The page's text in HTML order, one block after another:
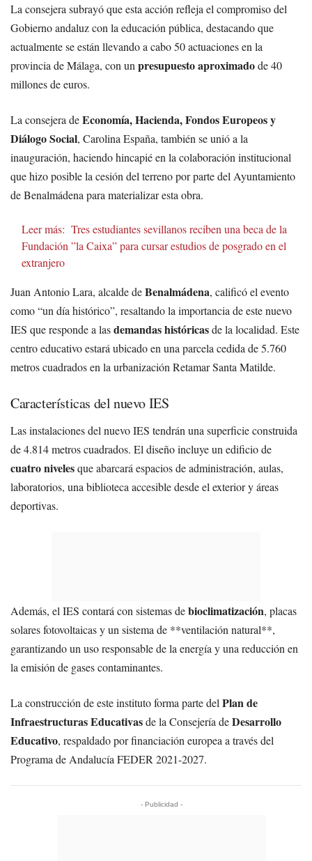
La consejera subrayó que esta acción refleja el compromiso del
Gobierno andaluz con la educación pública, destacando que
actualmente se están llevando a cabo 50 actuaciones en la
provincia de Málaga, con un presupuesto aproximadode 40
millones de euros.
La consejera deEconomía, Hacienda, Fondos Europeos y
Diálogo Social, Carolina España, también se unió a la
inauguración, haciendo hincapié en la colaboración institucional
que hizo posible la cesión del terreno por parte del Ayuntamiento
de Benalmádena para materializar esta obra.
Leer más: Tres estudiantes sevillanos reciben una beca de la
Fundación ”la Caixa” para cursar estudios de posgrado en el
extranjero
Juan Antonio Lara, alcalde deBenalmádena, calificó el evento
como “un día histórico”, resaltando la importancia de este nuevo
IES que responde a lasdemandas históricasde la localidad. Este
centro educativo estará ubicado en una parcela cedida de 5.760
metros cuadrados en la urbanización Retamar Santa Matilde.
Características del nuevo IES
Las instalaciones del nuevo IES tendrán una superficie construida
de 4.814 metros cuadrados. El diseño incluye un edificio de
cuatro nivelesque abarcará espacios de administración, aulas,
laboratorios, una biblioteca accesible desde el exterior y áreas
deportivas.
Además, el IES contará con sistemas debioclimatización, placas
solares fotovoltaicas y un sistema de **ventilación natural**,
garantizando un uso responsable de la energía y una reducción en
la emisión de gases contaminantes.
La construcción de este instituto forma parte del Plan de
Infraestructuras Educativasde la Consejería deDesarrollo
Educativo, respaldado por financiación europea a través del
Programa de Andalucía FEDER 2021-2027.
- Publicidad -